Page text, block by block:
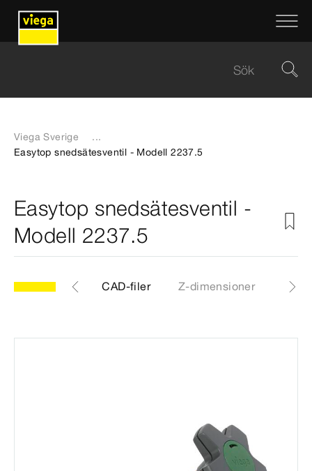
Viega Sverige
...
Easytop snedsätesventil - Modell 2237.5
Easytop snedsätesventil -
Modell 2237.5
Artiklar CAD-filer Z-dimensioner